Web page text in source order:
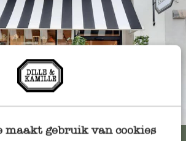
maakt gebruik van cookies
anzeigen